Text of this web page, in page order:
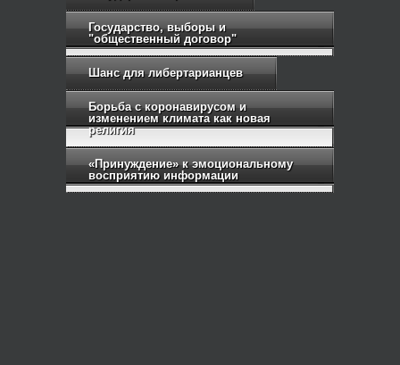
Государство, выборы и
"общественный договор"
Шанс для либертарианцев
Борьба с коронавирусом и
изменением климата как новая
религия
«Принуждение» к эмоциональному
восприятию информации